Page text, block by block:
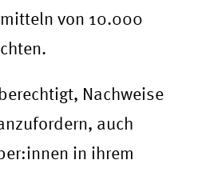
von 10.000
Nachweise
auch
in ihrem